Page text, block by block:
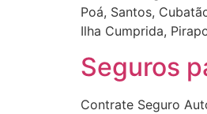
Poá, Santos,
Ilha Cumprida,
Seguros
Contrate Seguro